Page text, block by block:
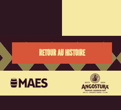
RETOUR AU HISTOIRE